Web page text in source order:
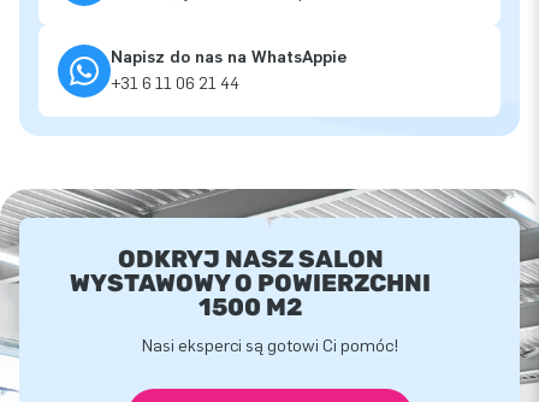
Napisz do nas na WhatsAppie
+31 6 11 06 21 44
ODKRYJ NASZ SALON
WYSTAWOWY O POWIERZCHNI
1500 M2
Nasi eksperci są gotowi Ci pomóc!